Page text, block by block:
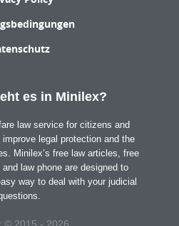
es in Minilex?
law service for citizens and
legal protection and the
Minilex’s free law articles, free
law phone are designed to
way to deal with your judicial